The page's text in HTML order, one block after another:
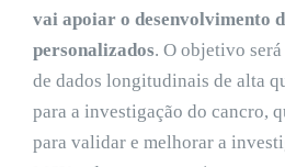
vai apoiar o desenvolvimento
personalizados. O objetivo
de dados longitudinais de alta
para a investigação do cancro,
para validar e melhorar a